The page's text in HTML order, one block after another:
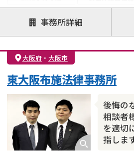
注力案件
離婚前相談
離婚調停
親権・面会交流権
DV
不貞・不倫慰謝料請求
財産分与
内縁の夫婦
事務所詳細
大阪府・ 大阪市
後悔の
相談者
を適切
指しま
東大阪布施法律事務所